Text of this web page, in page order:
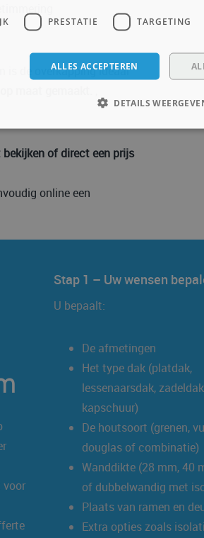
is de overkapping ideaal
maat gemaakt.
of direct een prijs
online een
voor
Stap 1 – Uw wensen
U bepaalt:
De afmetingen
Het type dak (platdak,
lessenaarsdak,
kapschuur)
De houtsoort (grenen,
douglas of combinatie)
Wanddikte (28 mm, 40
of dubbelwandig met
Plaats van ramen en
Extra opties zoals
PRESTATIE TARGETING
ALLES ACCEPTEREN
DETAILS